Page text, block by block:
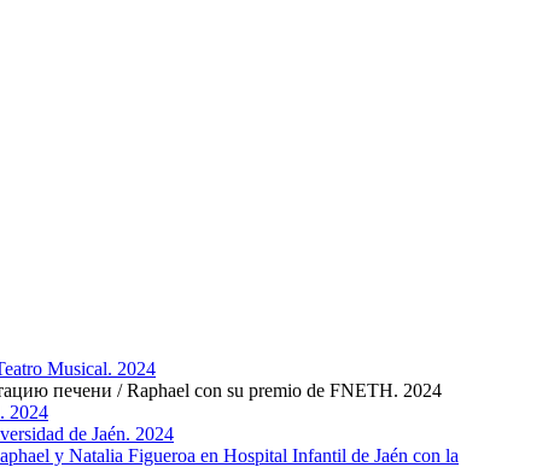
Musical. 2024
печени / Raphael con su premiо de FNETH. 2024
2024
de Jaén. 2024
y Natalia Figueroa en Hospital Infantil de Jaén con la